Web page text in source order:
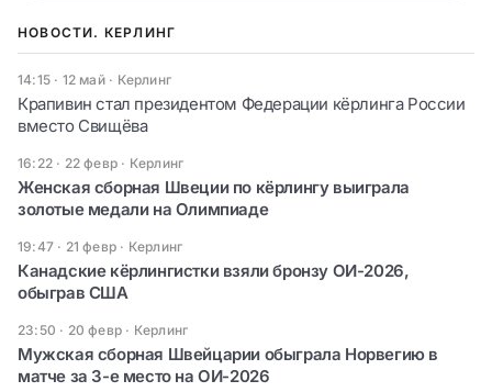
НОВОСТИ. КЕРЛИНГ
14:15 · 12 май· Керлинг
Крапивин стал президентом Федерации кёрлинга России
вместо Свищёва
16:22 · 22 февр · Керлинг
Женская сборная Швеции по кёрлингу выиграла
золотые медали на Олимпиаде
19:47 · 21 февр · Керлинг
Канадские кёрлингистки взяли бронзу ОИ-2026,
обыграв США
23:50 · 20 февр · Керлинг
Мужская сборная Швейцарии обыграла Норвегию в
матче за 3-е место на ОИ-2026